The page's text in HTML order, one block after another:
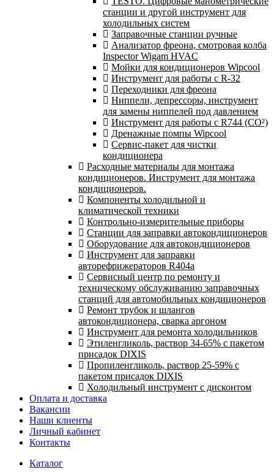
станции и другой инструмент для
холодильных систем
Заправочные станции ручные
Анализатор фреона, смотровая колба
Inspector Wigam HVAC
Мойки для кондиционеров Wipcool
Инструмент для работы с R-32
Переходники для фреона
Ниппели, депрессоры, инструмент
для замены ниппелей под давлением
Инструмент для работы с R744 (CO²)
Дренажные помпы Wipcool
Сервис-пакет для чистки
кондиционера
Расходные материалы для монтажа
кондиционеров. Инструмент для монтажа
кондиционеров.
Компоненты холодильной и
климатической техники
Контрольно-измерительные приборы
Станции для заправки автокондиционеров
Оборудование для автокондиционеров
Инструмент для заправки
авторефрижераторов R404a
Сервисный центр по ремонту и
техническому обслуживанию заправочных
станций для автомобильных кондиционеров
Ремонт трубок и шлангов
автокондиционера, сварка аргоном
Инструмент для ремонта холодильников
Этиленгликоль, раствор 34-65% с пакетом
присадок DIXIS
Пропиленгликоль, раствор 25-59% с
пакетом присадок DIXIS
Холодильный инструмент с дисконтом
Оплата и доставка
Вакансии
Наши клиенты
Личный кабинет
Контакты
Каталог